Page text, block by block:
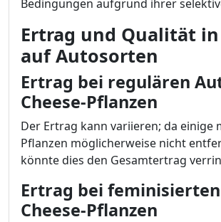
Bedingungen aufgrund ihrer
Ertrag und Qualität in
auf Autosorten
Ertrag bei regulären
Cheese-Pflanzen
Der Ertrag kann variieren; da einige
Pflanzen möglicherweise nicht
könnte dies den Gesamtertrag
Ertrag bei
Cheese-Pflanzen